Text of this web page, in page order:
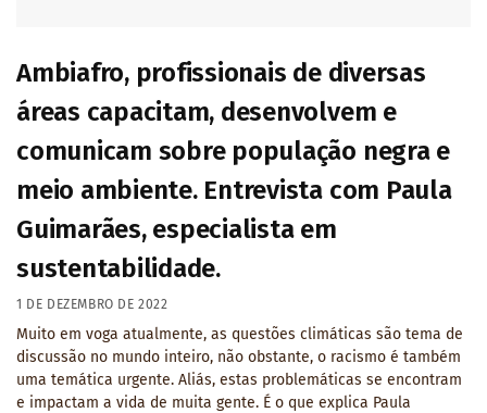
Ambiafro, profissionais de diversas
áreas capacitam, desenvolvem e
comunicam sobre população negra e
meio ambiente. Entrevista com Paula
Guimarães, especialista em
sustentabilidade.
1 DE DEZEMBRO DE 2022
Muito em voga atualmente, as questões climáticas são tema de
discussão no mundo inteiro, não obstante, o racismo é também
uma temática urgente. Aliás, estas problemáticas se encontram
e impactam a vida de muita gente. É o que explica Paula